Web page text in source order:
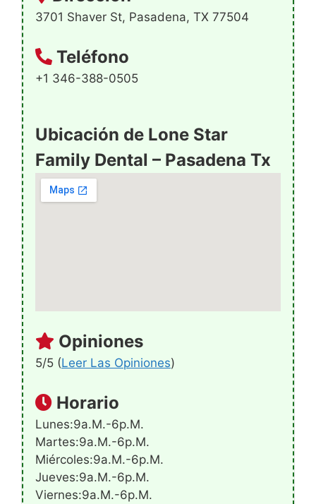
3701 Shaver St, Pasadena, TX 77504
Teléfono
+1 346-388-0505
Ubicación de Lone Star
Family Dental – Pasadena Tx
Opiniones
5/5 (Leer Las Opiniones)
Horario
Lunes:9a.m.-6p.m.
Martes:9a.m.-6p.m.
Miércoles:9a.m.-6p.m.
Jueves:9a.m.-6p.m.
Viernes:9a.m.-6p.m.